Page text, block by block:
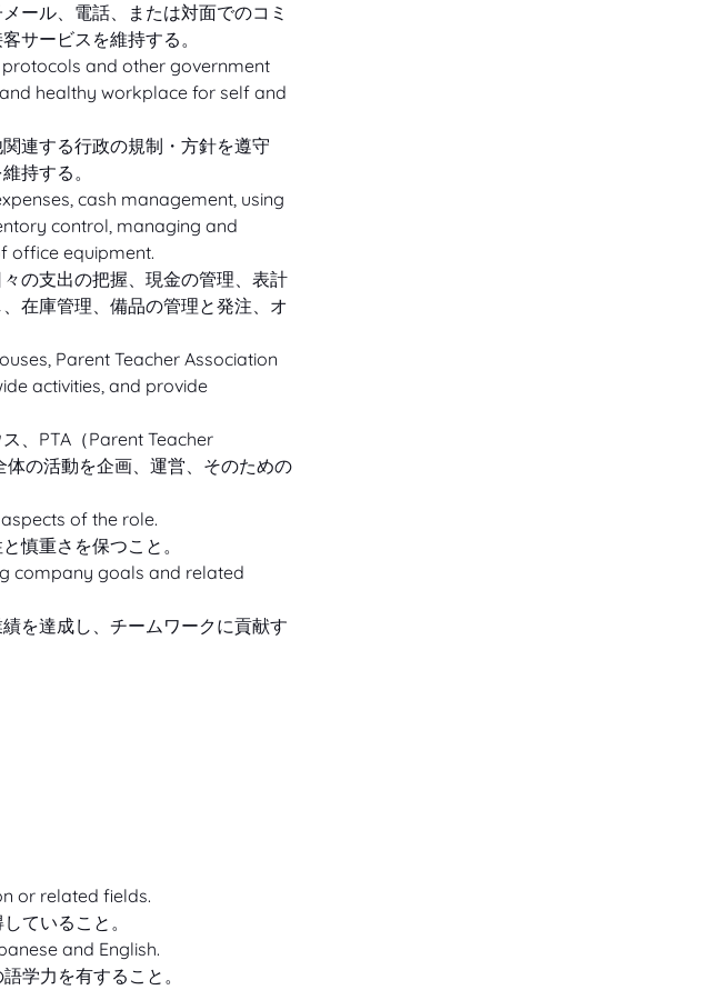
ール、電話、または対面でのコミ
サービスを維持する。
and other government
healthy workplace for self and
連する行政の規制・方針を遵守
持する。
cash management, using
control, managing and
office equipment.
の支出の把握、現金の管理、表計
在庫管理、備品の管理と発注、オ
Parent Teacher Association
activities, and provide
、PTA（Parent Teacher
の活動を企画、運営、そのための
of the role.
慎重さを保つこと。
company goals and related
を達成し、チームワークに貢献す
or related fields.
ていること。
and English.
学力を有すること。